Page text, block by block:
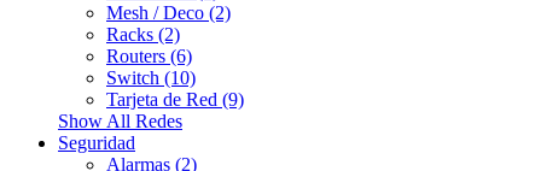
Mesh / Deco (2)
Racks (2)
Routers (6)
Switch (10)
Tarjeta de Red (9)
Show All Redes
Seguridad
Alarmas (2)